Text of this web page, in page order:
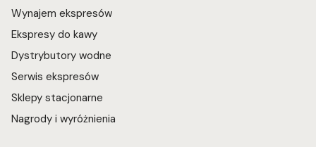
Wynajem ekspresów
Ekspresy do kawy
Dystrybutory wodne
Serwis ekspresów
Sklepy stacjonarne
Nagrody i wyróżnienia